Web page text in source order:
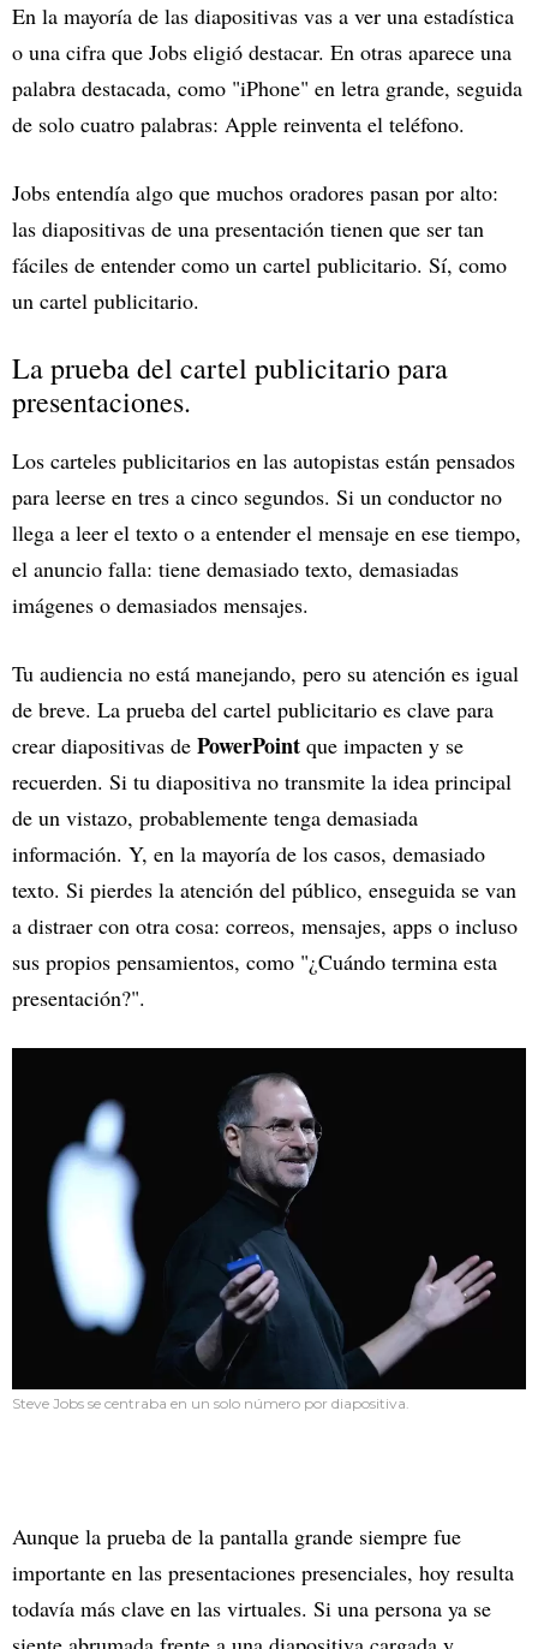
En la mayoría de las diapositivas vas a ver una estadística
o una cifra que Jobs eligió destacar. En otras aparece una
palabra destacada, como "iPhone" en letra grande, seguida
de solo cuatro palabras: Apple reinventa el teléfono.
Jobs entendía algo que muchos oradores pasan por alto:
las diapositivas de una presentación tienen que ser tan
fáciles de entender como un cartel publicitario. Sí, como
un cartel publicitario.
La prueba del cartel publicitario para
presentaciones.
Los carteles publicitarios en las autopistas están pensados
para leerse en tres a cinco segundos. Si un conductor no
llega a leer el texto o a entender el mensaje en ese tiempo,
el anuncio falla: tiene demasiado texto, demasiadas
imágenes o demasiados mensajes.
Tu audiencia no está manejando, pero su atención es igual
de breve. La prueba del cartel publicitario es clave para
crear diapositivas de PowerPoint que impacten y se
recuerden. Si tu diapositiva no transmite la idea principal
de un vistazo, probablemente tenga demasiada
información. Y, en la mayoría de los casos, demasiado
texto. Si pierdes la atención del público, enseguida se van
a distraer con otra cosa: correos, mensajes, apps o incluso
sus propios pensamientos, como "¿Cuándo termina esta
presentación?".
Steve Jobs se centraba en un solo número por diapositiva.
Aunque la prueba de la pantalla grande siempre fue
importante en las presentaciones presenciales, hoy resulta
todavía más clave en las virtuales. Si una persona ya se